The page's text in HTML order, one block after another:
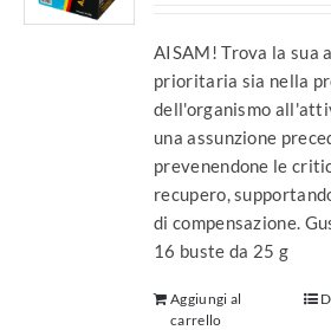
AISAM! Trova la sua
prioritaria sia nella
dell'organismo
una assunzione
prevenendone le
recupero,
di compensazione.
16 buste da 25 g
Aggiungi al
carrello